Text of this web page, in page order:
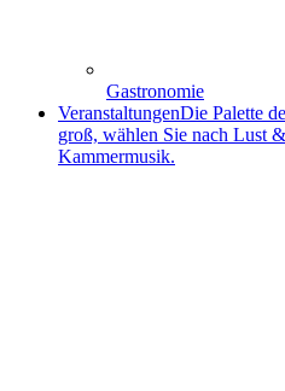
Gastronomie
VeranstaltungenDie Palette
groß, wählen Sie nach Lust
Kammermusik.